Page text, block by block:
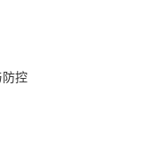
防控